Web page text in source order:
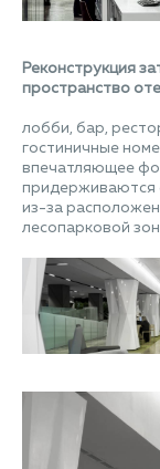
Реконструкция
пространство
лобби, бар,
гостиничные
впечатляющее
придерживаются
из-за
лесопарковой